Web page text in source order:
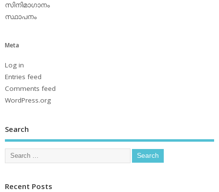
സിനിമാഗാനം
സ്ഥാപനം
Meta
Log in
Entries feed
Comments feed
WordPress.org
Search
Recent Posts